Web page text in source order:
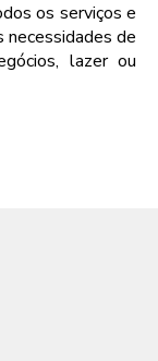
os serviços e
necessidades de
lazer ou